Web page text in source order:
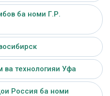
ба номи Г.Р.
технологияи Уфа
Россия ба номи